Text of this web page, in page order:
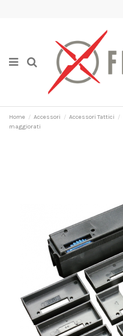
Home Accessori Accessori Tattici
maggiorati